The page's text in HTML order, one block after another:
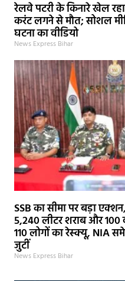
रेलवे पटरी के किनारे खेल
करंट लगने से मौत; सोशल
घटना का वीडियो
News Express Bihar
SSB का सीमा पर बड़ा
5,240 लीटर शराब और 100
110 लोगों का रेस्क्यू, NIA
जुटीं
News Express Bihar